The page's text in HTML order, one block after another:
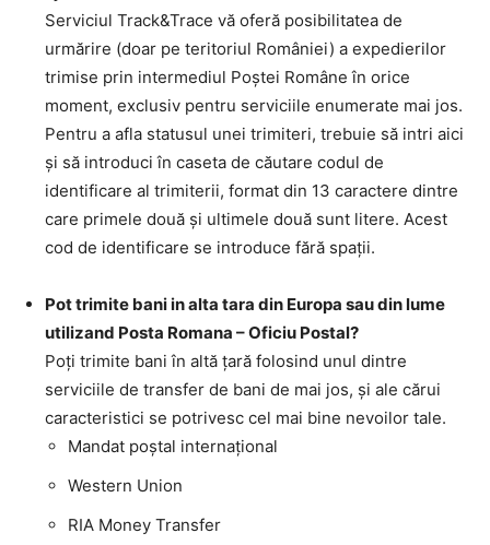
Serviciul Track&Trace vă oferă posibilitatea de
urmărire (doar pe teritoriul României) a expedierilor
trimise prin intermediul Poştei Române în orice
moment, exclusiv pentru serviciile enumerate mai jos.
Pentru a afla statusul unei trimiteri, trebuie să intri aici
şi să introduci în caseta de căutare codul de
identificare al trimiterii, format din 13 caractere dintre
care primele două şi ultimele două sunt litere. Acest
cod de identificare se introduce fără spaţii.
Pot trimite bani in alta tara din Europa sau din lume
utilizand Posta Romana – Oficiu Postal?
Poţi trimite bani în altă ţară folosind unul dintre
serviciile de transfer de bani de mai jos, şi ale cărui
caracteristici se potrivesc cel mai bine nevoilor tale.
Mandat poştal internaţional
Western Union
RIA Money Transfer